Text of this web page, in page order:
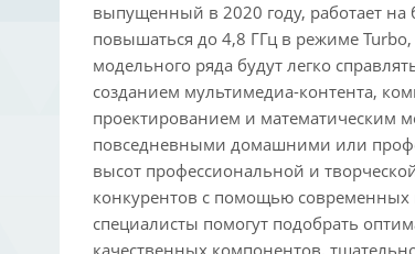
выпущенный в 2020 году, работает на
повышаться до 4,8 ГГц в режиме
модельного ряда будут легко
созданием мультимедиа-контента,
проектированием и математическим
повседневными домашними или
высот профессиональной и
конкурентов с помощью
специалисты помогут подобрать